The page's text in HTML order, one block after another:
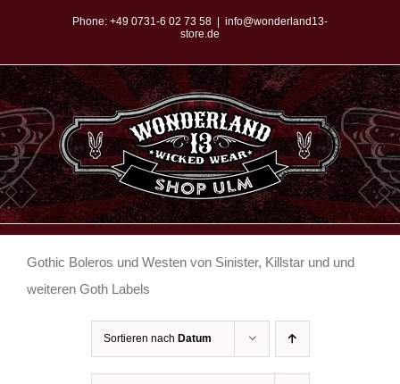
springen
Phone: +49 0731-6 02 73 58
info@wonderland13-
store.de
Gothic Boleros und Westen von Sinister, Killstar und und
weiteren Goth Labels
Sortieren nach Datum